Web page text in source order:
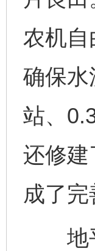
农机自
确保水
站、
还修建
成了完
地平